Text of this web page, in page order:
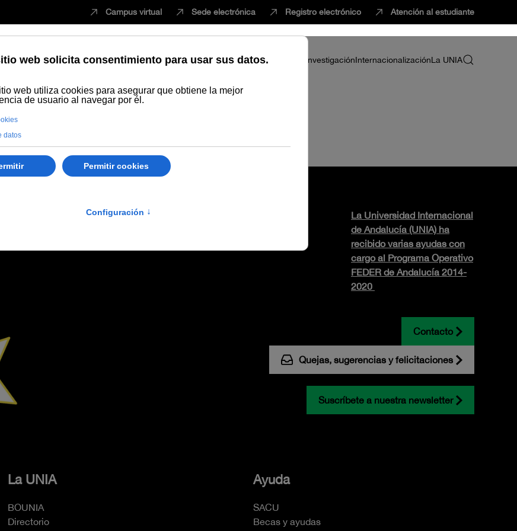
Campus virtual Sede electrónica Registro electrónico Atención al estudiante
EstudiarInnovaciónVida universitariaProfesorado InvestigaciónInternacionalizaciónLa UNIA
La Universidad Internacional
de Andalucía (UNIA) ha
recibido varias ayudas con
cargo al Programa Operativo
FEDER de Andalucía 2014-
2020
Contacto
Quejas, sugerencias y felicitaciones
Suscríbete a nuestra newsletter
La UNIA
BOUNIA
Directorio
Ayuda
SACU
Becas y ayudas